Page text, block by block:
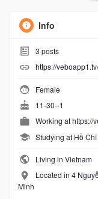
Info
3 posts
https://veboapp1.tv/
Female
11-30--1
Working athttps://
Studying at Hồ
Living in Vietnam
Located in 4
Minh